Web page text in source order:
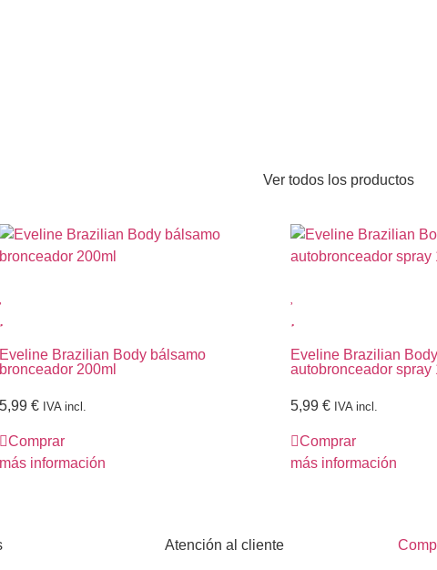
Ver todos los productos
Eveline Brazilian Body bálsamo
bronceador 200ml
5,99 € IVA incl.
Comprar
más información
Eveline Brazilian Body
autobronceador spray
5,99 € IVA incl.
Comprar
más información
Atención al cliente